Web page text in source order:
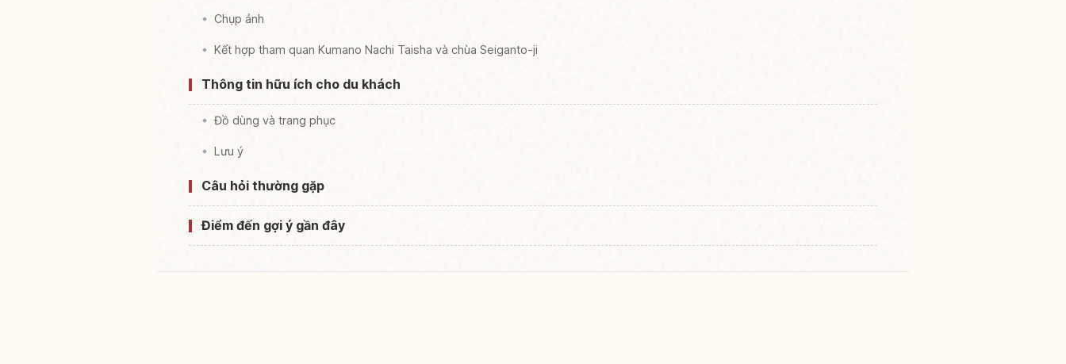
Chụp ảnh
Kết hợp tham quan Kumano Nachi Taisha và chùa Seiganto-ji
Thông tin hữu ích cho du khách
Đồ dùng và trang phục
Lưu ý
Câu hỏi thường gặp
Điểm đến gợi ý gần đây